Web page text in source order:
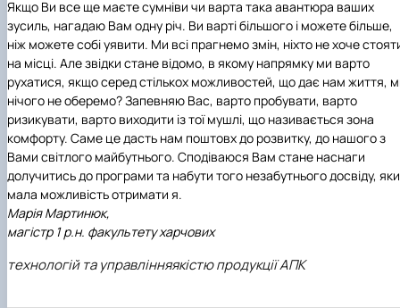
Якщо Ви все ще маєте сумніви чи варта така авантюра ваших
зусиль, нагадаю Вам одну річ. Ви варті більшого і можете більше,
ніж можете собі уявити. Ми всі прагнемо змін, ніхто не хоче
на місці. Але звідки стане відомо, в якому напрямку ми варто
рухатися, якщо серед стількох можливостей, що дає нам життя,
нічого не оберемо? Запевняю Вас, варто пробувати, варто
ризикувати, варто виходити із тої мушлі, що називається зона
комфорту. Саме це дасть нам поштовх до розвитку, до нашого з
Вами світлого майбутнього. Сподіваюся Вам стане наснаги
долучитись до програми та набути того незабутнього досвіду,
мала можливість отримати я.
Марія Мартинюк,
магістр 1 р.н. факультету харчових
технологій та управлінняякістю продукції АПК